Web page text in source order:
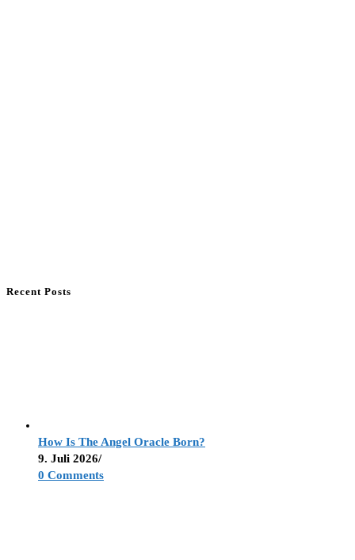
Recent Posts
How Is The Angel Oracle Born?
9. Juli 2026/
0 Comments